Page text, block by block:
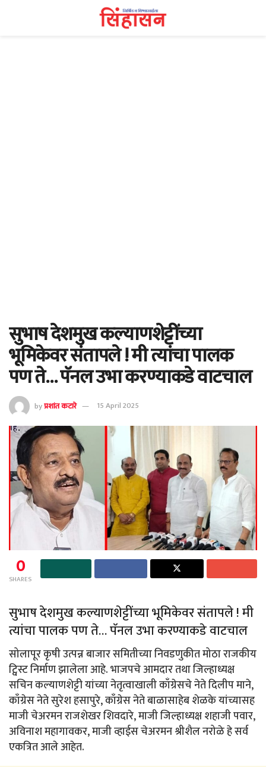
सुभाष देशमुख कल्याणशेट्टींच्या
भूमिकेवर संतापले ! मी त्यांचा पालक
पण ते… पॅनल उभा करण्याकडे वाटचाल
byप्रशांत कटारे 15 April 2025
0
SHARES
सुभाष देशमुख कल्याणशेट्टींच्या भूमिकेवर संतापले ! मी
त्यांचा पालक पण ते… पॅनल उभा करण्याकडे वाटचाल
सोलापूर कृषी उत्पन्न बाजार समितीच्या निवडणुकीत मोठा राजकीय
ट्विस्ट निर्माण झालेला आहे. भाजपचे आमदार तथा जिल्हाध्यक्ष
सचिन कल्याणशेट्टी यांच्या नेतृत्वाखाली काँग्रेसचे नेते दिलीप माने,
काँग्रेस नेते सुरेश हसापुरे, काँग्रेस नेते बाळासाहेब शेळके यांच्यासह
माजी चेअरमन राजशेखर शिवदारे, माजी जिल्हाध्यक्ष शहाजी पवार,
अविनाश महागावकर, माजी व्हाईस चेअरमन श्रीशैल नरोळे हे सर्व
एकत्रित आले आहेत.